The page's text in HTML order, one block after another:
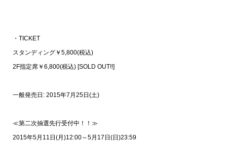
・TICKET
スタンディング￥5,800(税込)
2F指定席￥6,800(税込) [SOLD OUT!!]
一般発売日: 2015年7月25日(土)
≪第二次抽選先行受付中！！≫
2015年5月11日(月)12:00～5月17日(日)23:59